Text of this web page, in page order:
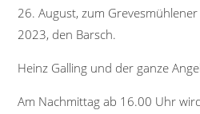
26. August, zum
2023, den Barsch.
Heinz Galling und der ganze
Am Nachmittag ab 16.00 Uhr